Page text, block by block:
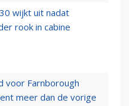
wijkt uit nadat
rook in cabine
voor Farnborough
meer dan de vorige